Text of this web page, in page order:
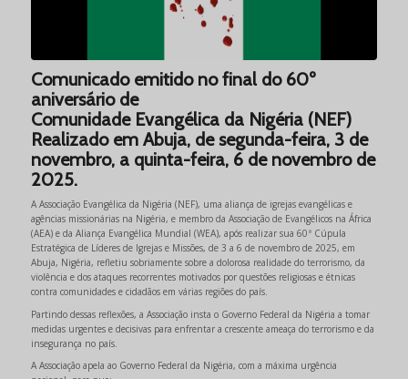
Comunicado emitido no final do 60º
aniversário de
Comunidade Evangélica da Nigéria (NEF)
Realizado em Abuja, de segunda-feira, 3 de
novembro, a quinta-feira, 6 de novembro de
2025.
A Associação Evangélica da Nigéria (NEF), uma aliança de igrejas evangélicas e
agências missionárias na Nigéria, e membro da Associação de Evangélicos na África
(AEA) e da Aliança Evangélica Mundial (WEA), após realizar sua 60ª Cúpula
Estratégica de Líderes de Igrejas e Missões, de 3 a 6 de novembro de 2025, em
Abuja, Nigéria, refletiu sobriamente sobre a dolorosa realidade do terrorismo, da
violência e dos ataques recorrentes motivados por questões religiosas e étnicas
contra comunidades e cidadãos em várias regiões do país.
Partindo dessas reflexões, a Associação insta o Governo Federal da Nigéria a tomar
medidas urgentes e decisivas para enfrentar a crescente ameaça do terrorismo e da
insegurança no país.
A Associação apela ao Governo Federal da Nigéria, com a máxima urgência